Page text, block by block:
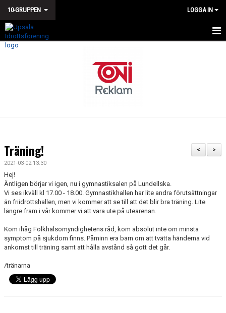
10-GRUPPEN LOGGA IN
HEM
BILDGALLERI
DOKUMENT
KONTAKT
GÄSTBOK
>
<
Träning!
2021-03-02 13:30
Hej!
Äntligen börjar vi igen, nu i gymnastiksalen på Lundellska.
Vi ses ikväll kl 17.00 - 18.00. Gymnastikhallen har lite andra förutsättningar
än friidrottshallen, men vi kommer att se till att det blir bra träning. Lite
längre fram i vår kommer vi att vara ute på utearenan.
Kom ihåg Folkhälsomyndighetens råd, kom absolut inte om minsta
symptom på sjukdom finns. Påminn era barn om att tvätta händerna vid
ankomst till träning samt att hålla avstånd så gott det går.
/tränarna